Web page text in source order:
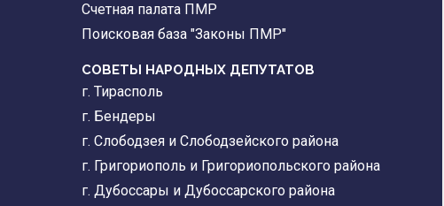
Счетная палата ПМР
Поисковая база "Законы ПМР"
СОВЕТЫ НАРОДНЫХ ДЕПУТАТОВ
г. Тирасполь
г. Бендеры
г. Слободзея и Слободзейского района
г. Григориополь и Григориопольского района
г. Дубоссары и Дубоссарского района